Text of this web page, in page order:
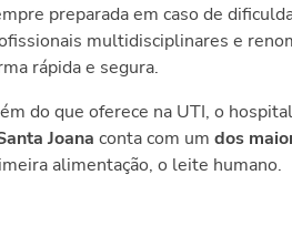
preparada em caso de
multidisciplinares e
rápida e segura.
do que oferece na UTI, o
Joana conta com um dos
alimentação, o leite humano.